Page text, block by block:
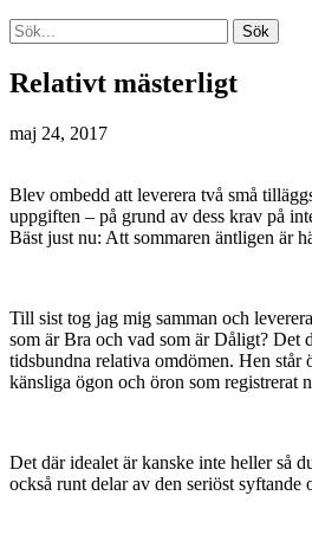
Relativt mästerligt
maj 24, 2017
Blev ombedd att leverera två små
uppgiften – på grund av dess krav på
Bäst just nu: Att sommaren äntligen är
Till sist tog jag mig samman och
som är Bra och vad som är Dåligt? Det
tidsbundna relativa omdömen. Hen står
känsliga ögon och öron som registrerat
Det där idealet är kanske inte heller så
också runt delar av den seriöst syftande